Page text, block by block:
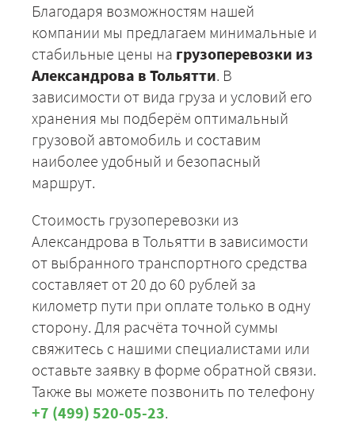
Благодаря возможностям нашей
компании мы предлагаем минимальные и
стабильные цены на грузоперевозки из
Александрова в Тольятти. В
зависимости от вида груза и условий его
хранения мы подберём оптимальный
грузовой автомобиль и составим
наиболее удобный и безопасный
маршрут.
Стоимость грузоперевозки из
Александрова в Тольятти в зависимости
от выбранного транспортного средства
составляет от 20 до 60 рублей за
километр пути при оплате только в одну
сторону. Для расчёта точной суммы
свяжитесь с нашими специалистами или
оставьте заявку в форме обратной связи.
Также вы можете позвонить по телефону
+7 (499) 520-05-23.